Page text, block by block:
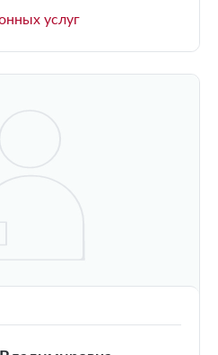
услуг